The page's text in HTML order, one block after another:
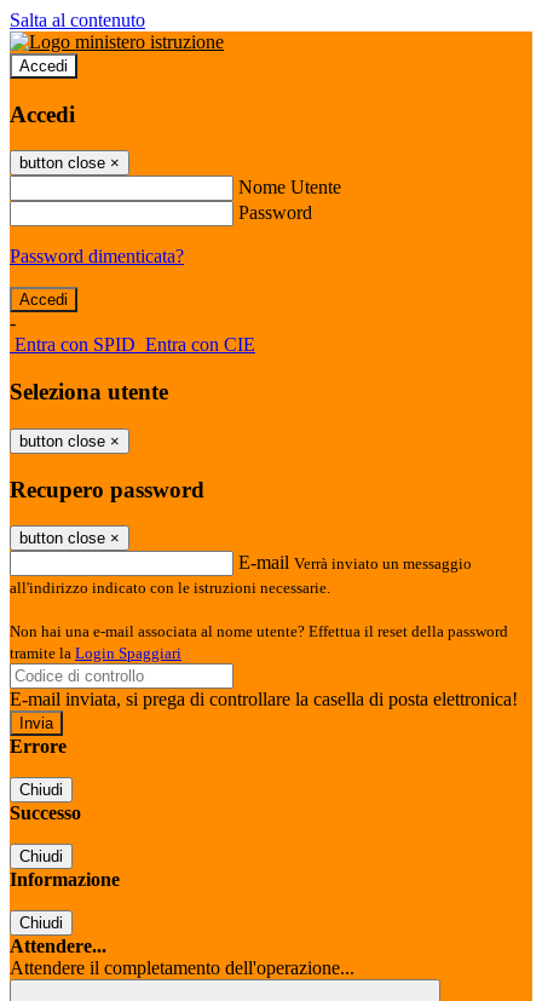
Salta al contenuto
Accedi
Accedi
button close ×
Nome Utente
Password
Password dimenticata?
-
Entra con SPID Entra con CIE
Seleziona utente
button close ×
Recupero password
button close ×
E-mail Verrà inviato un messaggio
all'indirizzo indicato con le istruzioni necessarie.
Non hai una e-mail associata al nome utente? Effettua il reset della password
tramite la Login Spaggiari
E-mail inviata, si prega di controllare la casella di posta elettronica!
Errore
Chiudi
Successo
Chiudi
Informazione
Chiudi
Attendere...
Attendere il completamento dell'operazione...